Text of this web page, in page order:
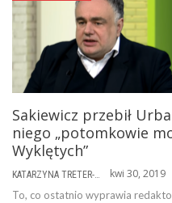
Sakiewicz przebił
niego „potomkowie
Wyklętych”
KATARZYNA TRETER-SIERPIŃSKA kwi 30, 2019
To, co ostatnio wyprawia